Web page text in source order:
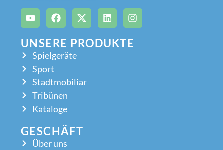
UNSERE PRODUKTE
Spielgeräte
Sport
Stadtmobiliar
Tribünen
Kataloge
GESCHÄFT
Über uns